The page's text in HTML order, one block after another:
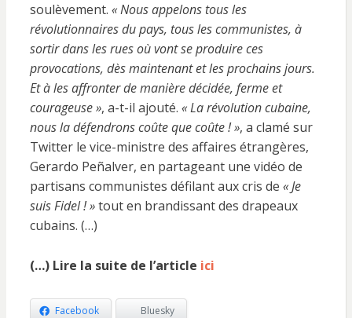
soulèvement. « Nous appelons tous les
révolutionnaires du pays, tous les communistes, à
sortir dans les rues où vont se produire ces
provocations, dès maintenant et les prochains jours.
Et à les affronter de manière décidée, ferme et
courageuse », a-t-il ajouté. « La révolution cubaine,
nous la défendrons coûte que coûte ! », a clamé sur
Twitter le vice-ministre des affaires étrangères,
Gerardo Peñalver, en partageant une vidéo de
partisans communistes défilant aux cris de « Je
suis Fidel ! »tout en brandissant des drapeaux
cubains. (…)
(…) Lire la suite de l’article ici
Facebook Bluesky